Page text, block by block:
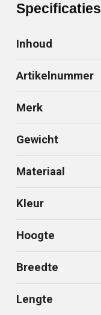
Specificaties
Inhoud
Artikelnummer
Merk
Gewicht
Materiaal
Kleur
Hoogte
Breedte
Lengte